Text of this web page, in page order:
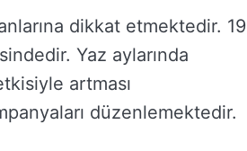
dikkat etmektedir. 19
Yaz aylarında
artması
düzenlemektedir.